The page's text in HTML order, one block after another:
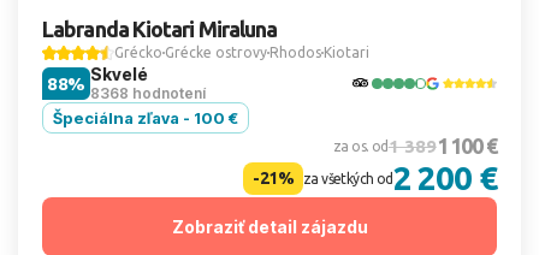
Labranda Kiotari Miraluna
Grécko Grécke ostrovy Rhodos Kiotari
Skvelé
8368 hodnotení
88%
Špeciálna zľava - 100 €
za os. od1 3891 100 €
-21% za všetkých od2 200 €
Zobraziť detail zájazdu